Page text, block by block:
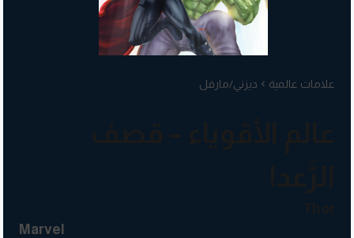
علامات عالمية ديزني/مارفل
Marvel